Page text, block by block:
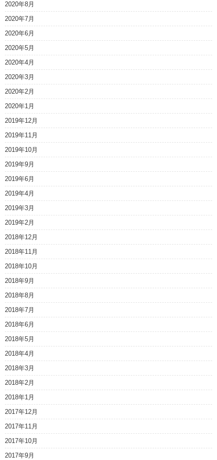
2020年8月
2020年7月
2020年6月
2020年5月
2020年4月
2020年3月
2020年2月
2020年1月
2019年12月
2019年11月
2019年10月
2019年9月
2019年6月
2019年4月
2019年3月
2019年2月
2018年12月
2018年11月
2018年10月
2018年9月
2018年8月
2018年7月
2018年6月
2018年5月
2018年4月
2018年3月
2018年2月
2018年1月
2017年12月
2017年11月
2017年10月
2017年9月